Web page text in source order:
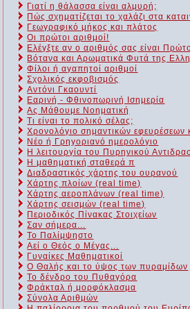
Γιατί η θάλασσα είναι αλμυρή;
Πώς σχηματίζεται το χαλάζι στα
Γεωγραφικό μήκος και πλάτος
Οι πρώτοι αριθμοί!
Ελέγξτε αν ο αριθμός σας είναι
Βότανα και Αρωματικά Φυτά της
Φίλοι ή αγαπητοί αριθμοί
Σχολικός εκφοβισμός
Αντόνι Γκαουντί
Εαρινή - Φθινοπωρινή Ισημερία
Ας Μάθουμε Νοηματική
Τι είναι το πολικό σέλας;
Χρονολόγιο σημαντικών εφευρέσεων
Νέο ή Γρηγοριανό ημερολόγιο
Η λειτουργία του Πυρηνικού
Η μαθηματική σταθερά π
Διαδραστικός χάρτης του ουρανού
Χάρτης πλοίων (real time)
Χάρτης αεροπλάνων (real time)
Χάρτης σεισμών (real time)
Περιοδικός Πίνακας Στοιχείων
Σαν σήμερα...
Το Παλίμψηστο
Αεί ο Θεός ο Μέγας...
Γυναίκες Μαθηματικοί
Ο Θαλής και το ύψος των πυραμίδων
Το δένδρο του Πυθαγόρα
Φράκταλ ή μορφόκλασμα
Σύνολα Αριθμών